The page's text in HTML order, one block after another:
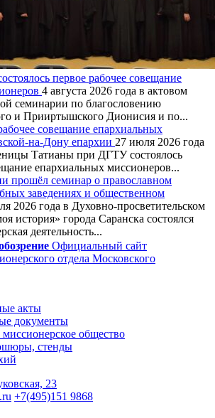
первое рабочее совещание
4 августа 2026 года в актовом
семинарии по благословению
и Прииртышского Дионисия и по...
совещание епархиальных
на-Дону епархии 27 июля 2026 года
Татианы при ДГТУ состоялось
епархиальных миссионеров...
прошёл семинар о православном
заведениях и общественном
2026 года в Духовно-просветительском
история» города Саранска состоялся
деятельность...
Официальный сайт
отдела Московского
акты
документы
общество
стенды
23
+7(495)151 9868